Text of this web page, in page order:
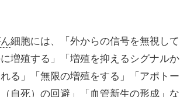
細胞には、「外からの信号を無視して
増殖する」「増殖を抑えるシグナルか
る」「無限の増殖をする」「アポトー
自死）の回避」「血管新生の形成」な